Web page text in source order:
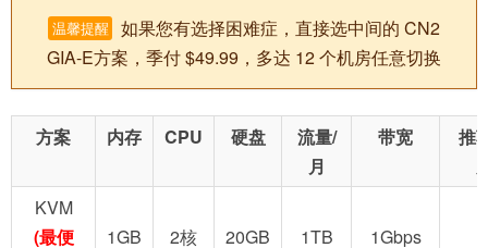
温馨提醒
如果您有选择困难症，直接选中间的 CN2
GIA-E方案，季付 $49.99，多达 12 个机房任意切换
方案 内存 CPU 硬盘
流量/
月
带宽
推
KVM
(最便
1GB 2核 20GB 1TB
1Gbps